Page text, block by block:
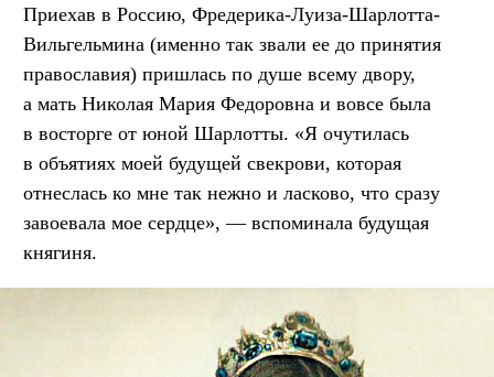
Приехав в Россию, Фpедеpика-Луиза-Шаpлотта-
Вильгельмина (именно так звали ее до принятия
православия) пришлась по душе всему двору,
а мать Николая Мария Федоровна и вовсе была
в восторге от юной Шарлотты. «Я очутилась
в объятиях моей будущей свекрови, которая
отнеслась ко мне так нежно и ласково, что сразу
завоевала мое сердце», — вспоминала будущая
княгиня.